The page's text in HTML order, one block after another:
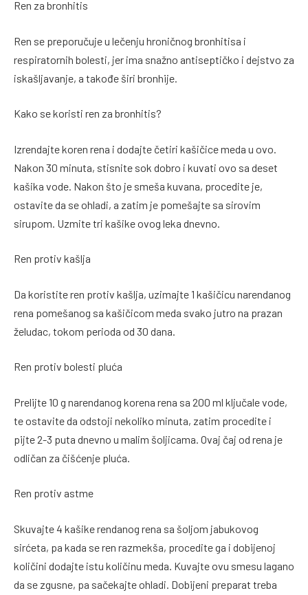
Ren za bronhitis
Ren se preporučuje u lečenju hroničnog bronhitisa i
respiratornih bolesti, jer ima snažno antiseptičko i dejstvo za
iskašljavanje, a takođe širi bronhije.
Kako se koristi ren za bronhitis?
Izrendajte koren rena i dodajte četiri kašičice meda u ovo.
Nakon 30 minuta, stisnite sok dobro i kuvati ovo sa deset
kašika vode. Nakon što je smeša kuvana, procedite je,
ostavite da se ohladi, a zatim je pomešajte sa sirovim
sirupom. Uzmite tri kašike ovog leka dnevno.
Ren protiv kašlja
Da koristite ren protiv kašlja, uzimajte 1 kašičicu narendanog
rena pomešanog sa kašičicom meda svako jutro na prazan
želudac, tokom perioda od 30 dana.
Ren protiv bolesti pluća
Prelijte 10 g narendanog korena rena sa 200 ml ključale vode,
te ostavite da odstoji nekoliko minuta, zatim procedite i
pijte 2-3 puta dnevno u malim šoljicama. Ovaj čaj od rena je
odličan za čišćenje pluća.
Ren protiv astme
Skuvajte 4 kašike rendanog rena sa šoljom jabukovog
sirćeta, pa kada se ren razmekša, procedite ga i dobijenoj
količini dodajte istu količinu meda. Kuvajte ovu smesu lagano
da se zgusne, pa sačekajte ohladi. Dobijeni preparat treba